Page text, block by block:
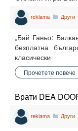
reklama Други
„Бай Ганьо:
безплатна
класически
Прочетете повече
Врати DEA
reklama Други